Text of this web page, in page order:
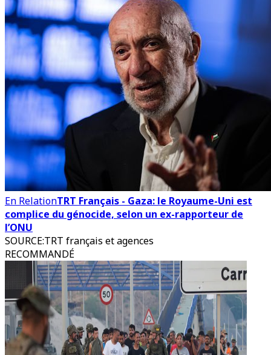
En RelationTRT Français - Gaza: le Royaume-Uni est
complice du génocide, selon un ex-rapporteur de
l’ONU
SOURCE:TRT français et agences
RECOMMANDÉ